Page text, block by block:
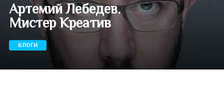
Артемий Лебедев.
Мистер Креатив
БЛОГИ